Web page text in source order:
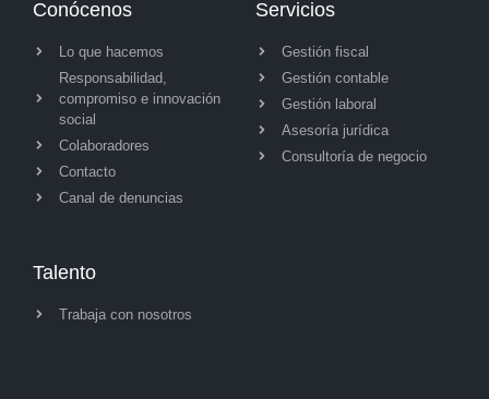
Conócenos
Lo que hacemos
Responsabilidad,
compromiso e innovación
social
Colaboradores
Contacto
Canal de denuncias
Servicios
Gestión fiscal
Gestión contable
Gestión laboral
Asesoría jurídica
Consultoría de negocio
Talento
Trabaja con nosotros